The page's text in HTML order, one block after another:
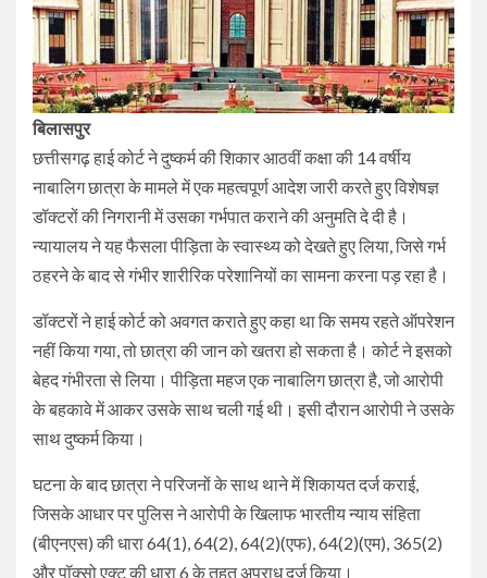
बिलासपुर
छत्तीसगढ़ हाई कोर्ट ने दुष्कर्म की शिकार आठवीं कक्षा की 14 वर्षीय
नाबालिग छात्रा के मामले में एक महत्वपूर्ण आदेश जारी करते हुए विशेषज्ञ
डॉक्टरों की निगरानी में उसका गर्भपात कराने की अनुमति दे दी है।
न्यायालय ने यह फैसला पीड़िता के स्वास्थ्य को देखते हुए लिया, जिसे गर्भ
ठहरने के बाद से गंभीर शारीरिक परेशानियों का सामना करना पड़ रहा है।
डॉक्टरों ने हाई कोर्ट को अवगत कराते हुए कहा था कि समय रहते ऑपरेशन
नहीं किया गया, तो छात्रा की जान को खतरा हो सकता है। कोर्ट ने इसको
बेहद गंभीरता से लिया। पीड़िता महज एक नाबालिग छात्रा है, जो आरोपी
के बहकावे में आकर उसके साथ चली गई थी। इसी दौरान आरोपी ने उसके
साथ दुष्कर्म किया।
घटना के बाद छात्रा ने परिजनों के साथ थाने में शिकायत दर्ज कराई,
जिसके आधार पर पुलिस ने आरोपी के खिलाफ भारतीय न्याय संहिता
(बीएनएस) की धारा 64(1), 64(2), 64(2)(एफ), 64(2)(एम), 365(2)
और पॉक्सो एक्ट की धारा 6 के तहत अपराध दर्ज किया।